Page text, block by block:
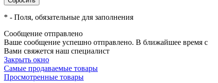
* - Поля, обязательные для заполнения
Сообщение отправлено
Ваше сообщение успешно отправлено. В ближайшее время с
Вами свяжется наш специалист
Закрыть окно
Самые продаваемые товары
Просмотренные товары